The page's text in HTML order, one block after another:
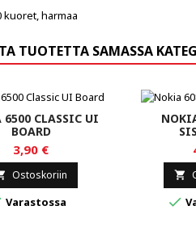
kuoret, harmaa
TUOTETTA SAMASSA
6500 CLASSIC UI
BOARD
3,90 €
Ostoskoriin
Varastossa

